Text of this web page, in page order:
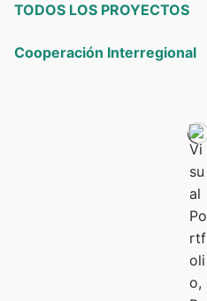
TODOS LOS PROYECTOS
Cooperación Interregional